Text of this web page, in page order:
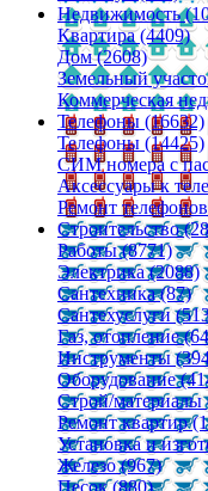
Недвижимость
Квартира (4409)
Дом (2608)
Земельный
Коммерческая
Телефоны (16632)
Телефоны (14425)
СИМ номера с
Аксессуары к
Ремонт
Строительство
Работы (8771)
Электрика (2088)
Сантехника (87)
Сантехуслуги
Газ, отопление
Инструменты
Оборудование
Строй/материалы
Ремонт квартир
Установка и
Железо (967)
Песок (880)